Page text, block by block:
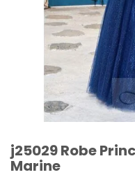
j25029 Robe
Marine